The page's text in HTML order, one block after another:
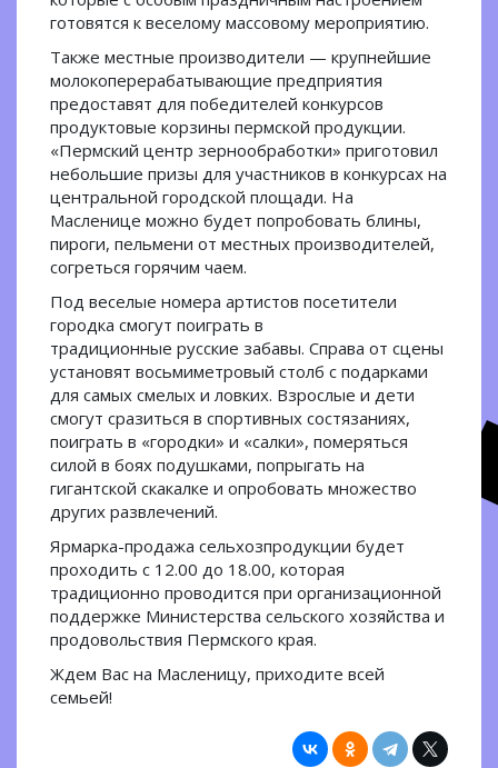
готовятся к веселому массовому мероприятию.
Также местные производители — крупнейшие
молокоперерабатывающие предприятия
предоставят для победителей конкурсов
продуктовые корзины пермской продукции.
«Пермский центр зернообработки» приготовил
небольшие призы для участников в конкурсах на
центральной городской площади. На
Масленице можно будет попробовать блины,
пироги, пельмени от местных производителей,
согреться горячим чаем.
Под веселые номера артистов посетители
городка смогут поиграть в
традиционные русские забавы. Справа от сцены
установят восьмиметровый столб с подарками
для самых смелых и ловких. Взрослые и дети
смогут сразиться в спортивных состязаниях,
поиграть в «городки» и «салки», померяться
силой в боях подушками, попрыгать на
гигантской скакалке и опробовать множество
других развлечений.
Ярмарка-продажа сельхозпродукции будет
проходить с 12.00 до 18.00, которая
традиционно проводится при организационной
поддержке Министерства сельского хозяйства и
продовольствия Пермского края.
Ждем Вас на Масленицу, приходите всей
семьей!